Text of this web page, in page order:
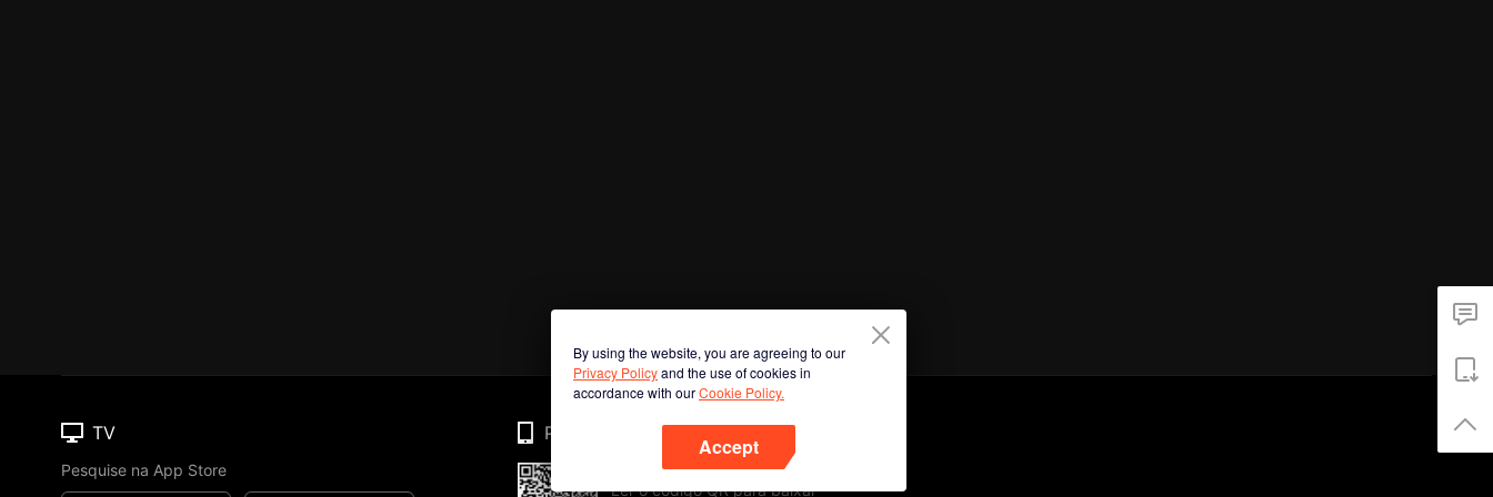
By using the website, you are agreeing to our
Privacy Policyand the use of cookies in
accordance with ourCookie Policy.
Accept
TV
Pesquise na App Store
Phone
Ler o código QR para baixar